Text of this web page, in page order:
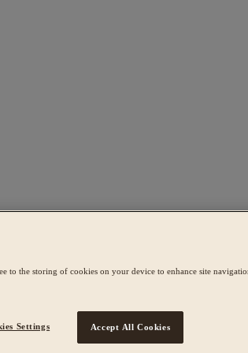
to the storing of cookies on your device to enhance site
Settings Accept All Cookies